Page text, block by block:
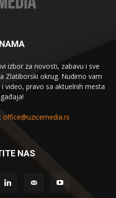
izbor za novosti, zabavu i sve
Zlatiborski okrug. Nudimo vam
video, pravo sa aktuelnih mesta
office@uzicemedia.rs
NAS